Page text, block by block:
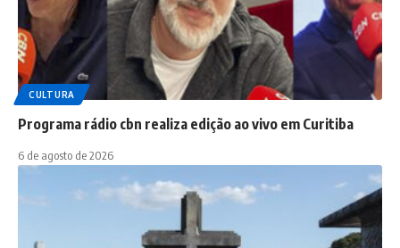
CULTURA
Programa rádio cbn realiza edição ao vivo em Curitiba
6 de agosto de 2026